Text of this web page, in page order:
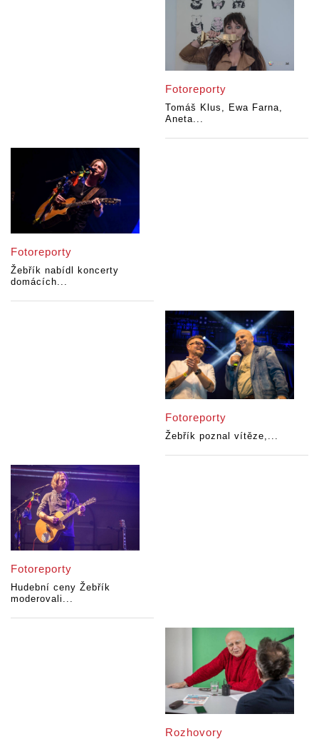
Fotoreporty
Tomáš Klus, Ewa Farna,
Aneta...
Fotoreporty
Žebřík nabídl koncerty
domácích...
Fotoreporty
Žebřík poznal vítěze,...
Fotoreporty
Hudební ceny Žebřík
moderovali...
Rozhovory